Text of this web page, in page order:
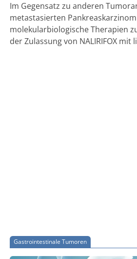
Im Gegensatz zu anderen
metastasierten
molekularbiologische Therapien
der Zulassung von NALIRIFOX mit
Erkrankte nun in der Erstlinie von
Gastrointestinale Tumoren